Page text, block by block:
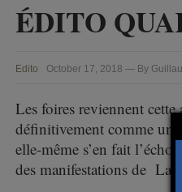
ÉDITO
Edito October 17, 2018 — By
Les foires reviennent cette
définitivement comme un
elle-même s’en fait l’écho
des manifestations de La